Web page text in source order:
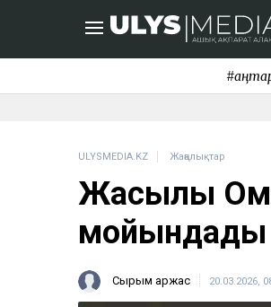
ULYSMEDIA.KZ Жаңалықтар
Жақсылық
мойындады
Сырым Қаржас 20.03.2026,